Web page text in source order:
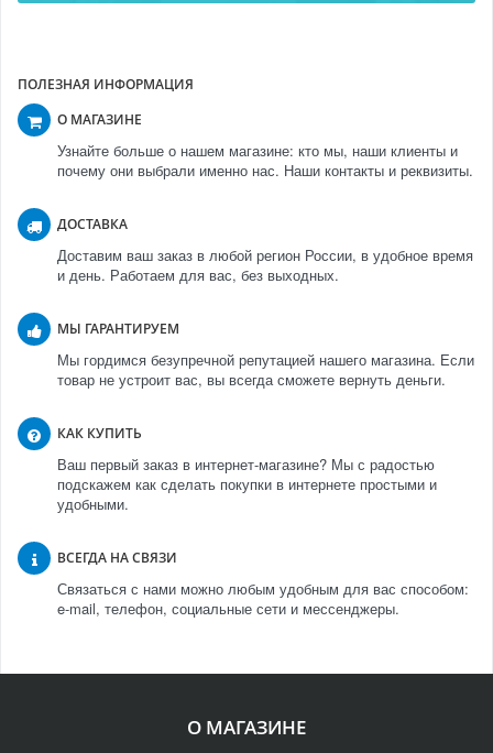
ПОЛЕЗНАЯ ИНФОРМАЦИЯ
О МАГАЗИНЕ
Узнайте больше о нашем магазине: кто мы, наши клиенты и
почему они выбрали именно нас. Наши контакты и реквизиты.
ДОСТАВКА
Доставим ваш заказ в любой регион России, в удобное время
и день. Работаем для вас, без выходных.
МЫ ГАРАНТИРУЕМ
Мы гордимся безупречной репутацией нашего магазина. Если
товар не устроит вас, вы всегда сможете вернуть деньги.
КАК КУПИТЬ
Ваш первый заказ в интернет-магазине? Мы с радостью
подскажем как сделать покупки в интернете простыми и
удобными.
ВСЕГДА НА СВЯЗИ
Связаться с нами можно любым удобным для вас способом:
e-mail, телефон, социальные сети и мессенджеры.
О МАГАЗИНЕ